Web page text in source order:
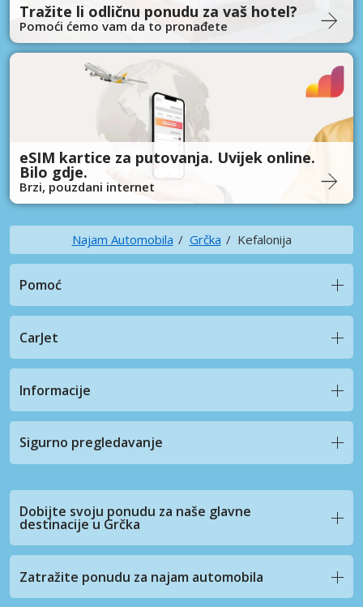
Tražite li odličnu ponudu za vaš hotel?
Pomoći ćemo vam da to pronađete
eSIM kartice za putovanja. Uvijek online.
Bilo gdje.
Brzi, pouzdani internet
Najam Automobila Grčka Kefalonija
Pomoć
CarJet
Informacije
Sigurno pregledavanje
Dobijte svoju ponudu za naše glavne
destinacije u Grčka
Zatražite ponudu za najam automobila